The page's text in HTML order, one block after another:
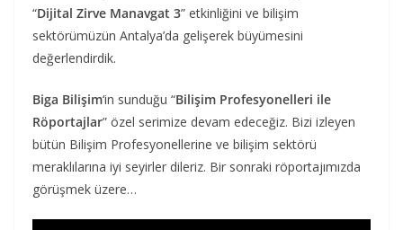
“Dijital Zirve Manavgat 3” etkinliğini ve bilişim
sektörümüzün Antalya’da gelişerek büyümesini
değerlendirdik.
Biga Bilişim‘in sunduğu “Bilişim Profesyonelleri ile
Röportajlar” özel serimize devam edeceğiz. Bizi izleyen
bütün Bilişim Profesyonellerine ve bilişim sektörü
meraklılarına iyi seyirler dileriz. Bir sonraki röportajımızda
görüşmek üzere…